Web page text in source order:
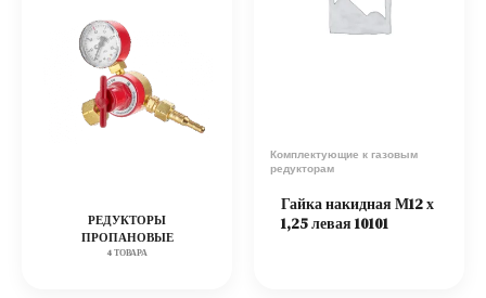
РЕДУКТОРЫ
ПРОПАНОВЫЕ
4 ТОВАРА
Комплектующие к газовым
редукторам
Гайка накидная М12 х
1,25 левая 10101